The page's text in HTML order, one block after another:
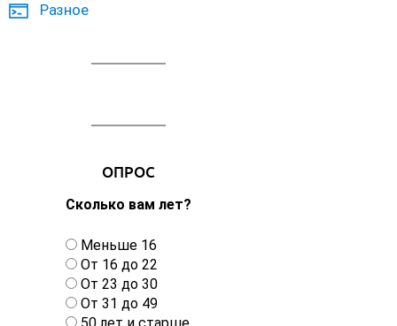
Разное
ОПРОС
Сколько вам лет?
В
а
р
и
Меньше 16
От 16 до 22
От 23 до 30
От 31 до 49